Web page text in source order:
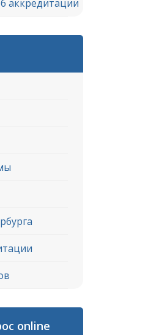
аккредитации
online